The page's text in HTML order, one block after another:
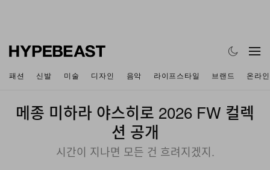
패션 신발 미술 디자인 음악 라이프스타일 브랜드 온라
메종 미하라 야스히로 2026 FW 컬렉
션 공개
시간이 지나면 모든 건 흐려지겠지.